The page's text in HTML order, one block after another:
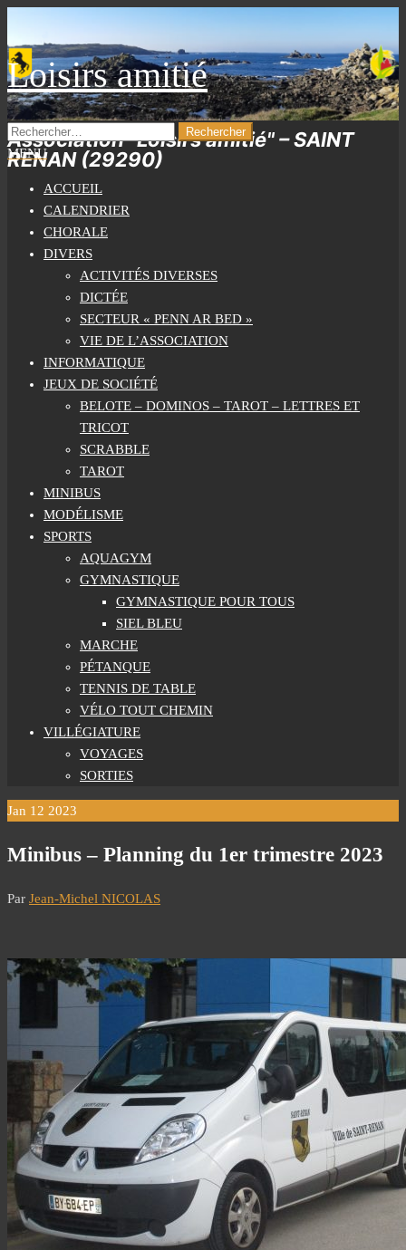
the
content
Loisirs amitié
Association "Loisirs amitié" – SAINT
RENAN (29290)
RECHERCHER :
MENU
ACCUEIL
CALENDRIER
CHORALE
DIVERS
ACTIVITÉS DIVERSES
DICTÉE
SECTEUR « PENN AR BED »
VIE DE L’ASSOCIATION
INFORMATIQUE
JEUX DE SOCIÉTÉ
BELOTE – DOMINOS – TAROT – LETTRES ET
TRICOT
SCRABBLE
TAROT
MINIBUS
MODÉLISME
SPORTS
AQUAGYM
GYMNASTIQUE
GYMNASTIQUE POUR TOUS
SIEL BLEU
MARCHE
PÉTANQUE
TENNIS DE TABLE
VÉLO TOUT CHEMIN
VILLÉGIATURE
VOYAGES
SORTIES
Jan 12 2023
Minibus – Planning du 1er trimestre 2023
Par Jean-Michel NICOLAS